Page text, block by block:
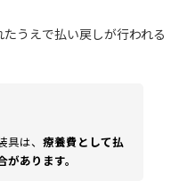
うえで払い戻しが行われる
は、 療養費として払
あります。